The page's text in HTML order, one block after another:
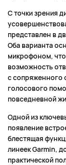
С точки зрения
представлен в
Оба варианта
микрофоном,
возможность
с сопряженного
голосового
повседневной
Одной из
появление
блестящая
линеек Garmin,
практической